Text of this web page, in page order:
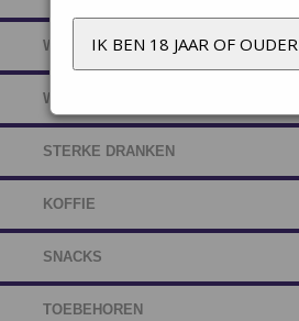
WATERS
WIJNEN EN CAVA
STERKE DRANKEN
KOFFIE
SNACKS
TOEBEHOREN
IK BEN 18 JAAR OF OUDER